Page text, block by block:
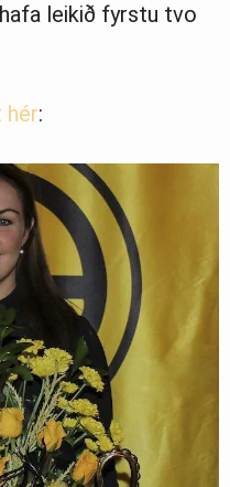
leikið fyrstu tvo
hér: